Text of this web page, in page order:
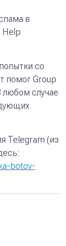
в
Help
со
помог Group
любом случае
Telegram (из
botov-